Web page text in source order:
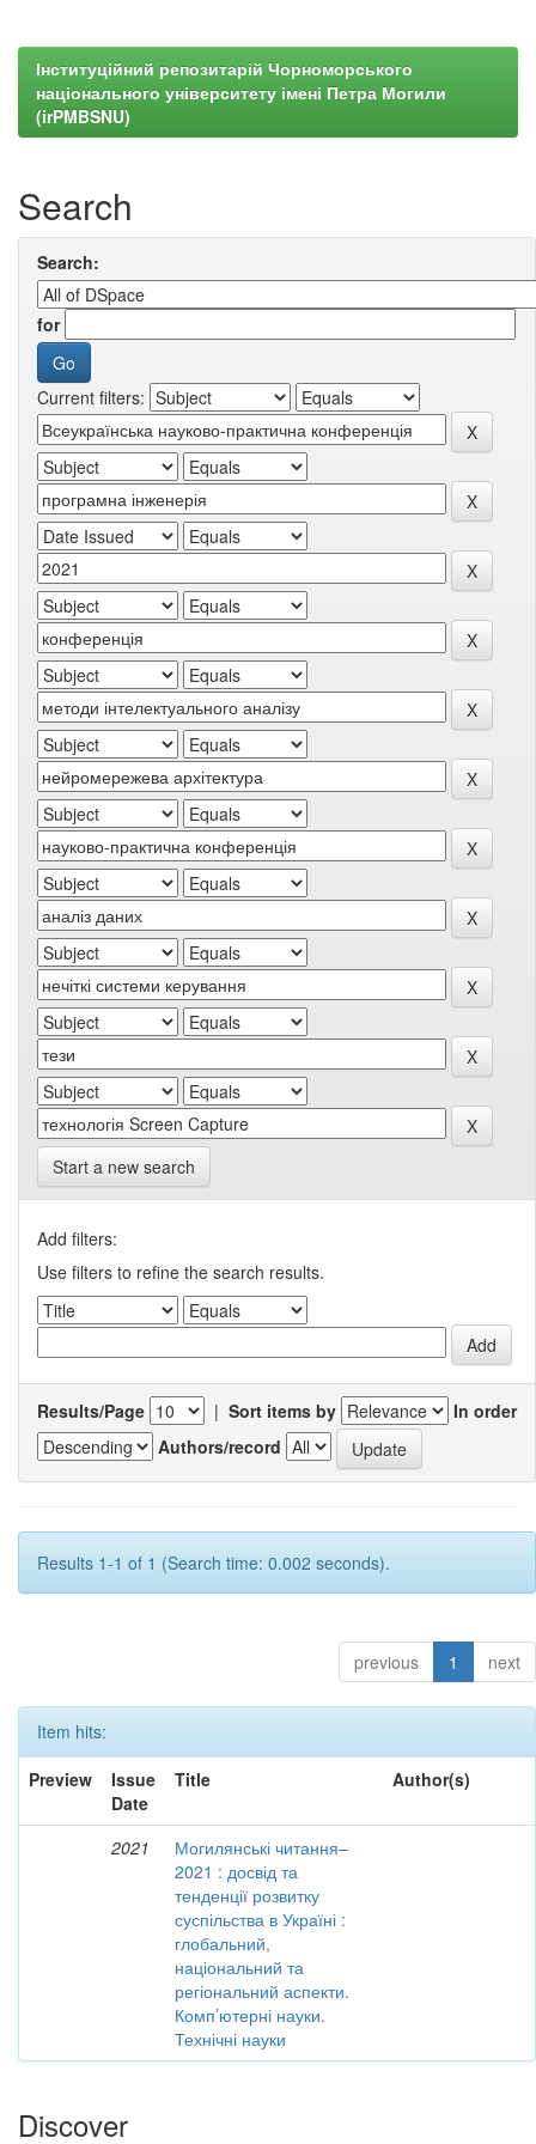
Інституційний репозитарій Чорноморського
національного університету імені Петра Могили
(irPMBSNU)
Search
Search:
for
Current filters:
Start a new search
Add filters:
Use filters to refine the search results.
Results/Page | Sort items by
In order
Authors/record
Results 1-1 of 1 (Search time: 0.002 seconds).
previous 1 next
Item hits:
Preview
Issue
Date
Title Author(s)
2021
Могилянські читання–
2021 : досвід та
тенденції розвитку
суспільства в Україні :
глобальний,
національний та
регіональний аспекти.
Комп’ютерні науки.
Технічні науки
Discover